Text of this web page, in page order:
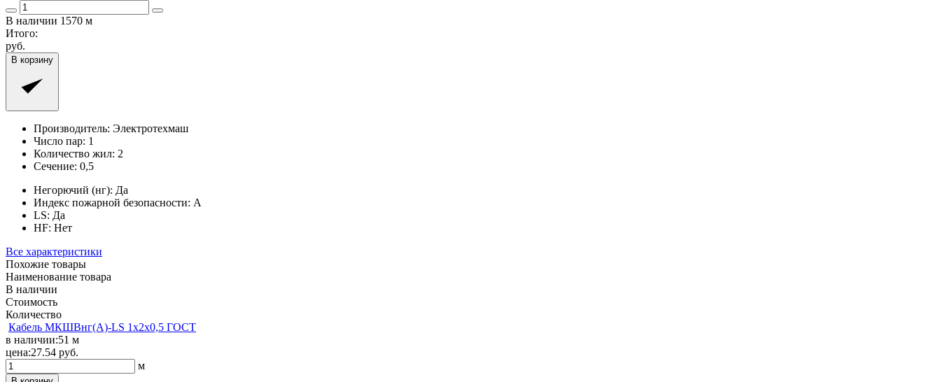
В наличии 1570 м
Итого:
руб.
В корзину
Производитель: Электротехмаш
Число пар: 1
Количество жил: 2
Сечение: 0,5
Негорючий (нг): Да
Индекс пожарной безопасности: A
LS: Да
HF: Нет
Все характеристики
Похожие товары
Наименование товара
В наличии
Стоимость
Количество
Кабель МКШВнг(A)-LS 1x2x0,5 ГОСТ
в наличии:51 м
цена:27.54 руб.
м